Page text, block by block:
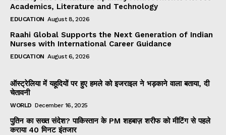
Academics, Literature and Technology
EDUCATION August 8, 2026
Raahi Global Supports the Next Generation of Indian
Nurses with International Career Guidance
EDUCATION August 6, 2026
ऑस्ट्रेलिया में यहूदियों पर हुए हमले को इजराइल ने भड़काने वाला बताया, दी
चेतावनी
WORLD December 16, 2025
पुतिन का सख्त संदेश? पाकिस्तान के PM शहबाज़ शरीफ को मीटिंग से पहले
कराया 40 मिनट इंतजार